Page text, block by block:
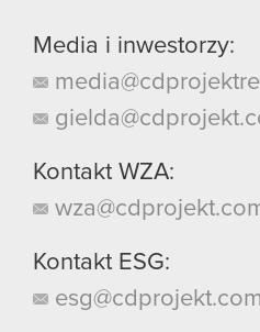
Media i inwestorzy:
Kontakt WZA:
Kontakt ESG:
esg@cdprojekt.com